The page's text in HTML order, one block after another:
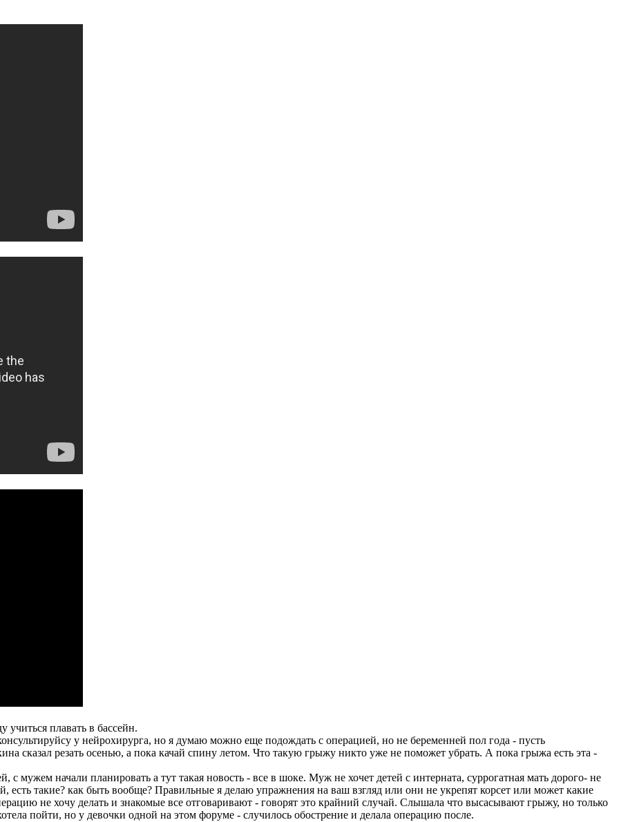
учиться плавать в бассейн.
у нейрохирурга, но я думаю можно еще подождать с операцией, но не беременней пол года - пусть
сказал резать осенью, а пока качай спину летом. Что такую грыжу никто уже не поможет убрать. А пока грыжа есть эта -
с мужем начали планировать а тут такая новость - все в шоке. Муж не хочет детей с интерната, суррогатная мать дорого- не
есть такие? как быть вообще? Правильные я делаю упражнения на ваш взгляд или они не укрепят корсет или может какие
не хочу делать и знакомые все отговаривают - говорят это крайний случай. Слышала что высасывают грыжу, но только
пойти, но у девочки одной на этом форуме - случилось обострение и делала операцию после.